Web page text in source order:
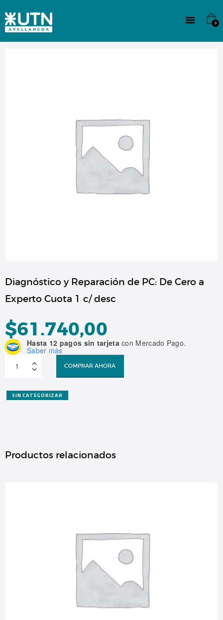
0
CULTURA
Diagnóstico y Reparación de PC: De Cero a
Experto Cuota 1 c/ desc
$61.740,00
Hasta 12 pagos sin tarjetacon Mercado Pago.
Saber más
Reparación
De
Cero
COMPRAR AHORA
SIN CATEGORIZAR
Productos relacionados